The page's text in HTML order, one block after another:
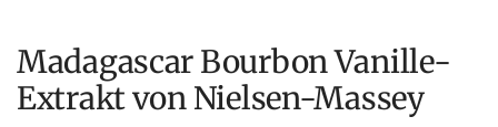
Madagascar Bourbon Vanille-
Extrakt von Nielsen-Massey